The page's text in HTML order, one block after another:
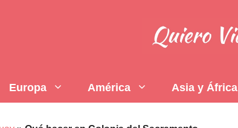
Europa América Asia y África